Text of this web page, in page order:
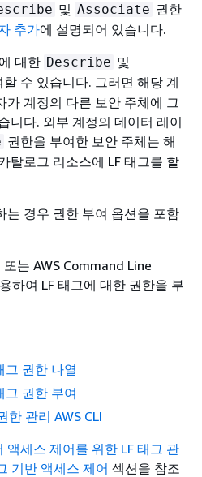
및 Associate 권한
추가에 설명되어 있습니다.
대한 Describe 및
수 있습니다. 그러면 해당 계
가 계정의 다른 보안 주체에 그
니다. 외부 계정의 데이터 레이
권한을 부여한 보안 주체는 해
탈로그 리소스에 LF 태그를 할
는 경우 권한 부여 옵션을 포함
는 AWS Command Line
하여 LF 태그에 대한 권한을 부
그 권한 나열
그 권한 부여
한 관리 AWS CLI
액세스 제어를 위한 LF 태그 관
기반 액세스 제어 섹션을 참조